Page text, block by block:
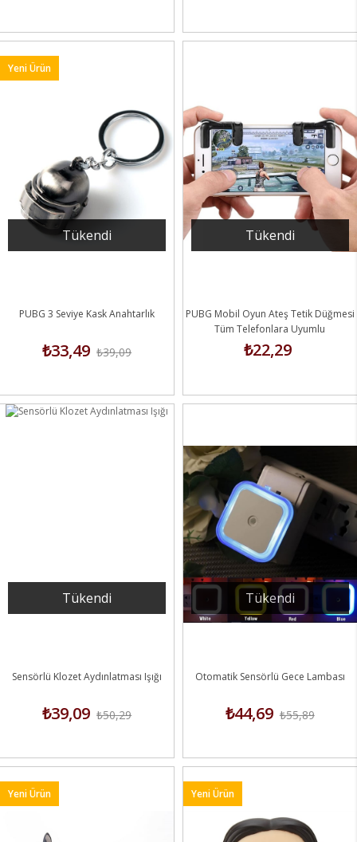
Tükendi
PUBG 3 Seviye Kask Anahtarlık
₺33,49 ₺39,09
Yeni Ürün
Tükendi
PUBG Mobil Oyun Ateş Tetik Düğmesi
Tüm Telefonlara Uyumlu
₺22,29
Tükendi
Sensörlü Klozet Aydınlatması Işığı
₺39,09 ₺50,29
Tükendi
Otomatik Sensörlü Gece Lambası
₺44,69 ₺55,89
Yeni Ürün Yeni Ürün